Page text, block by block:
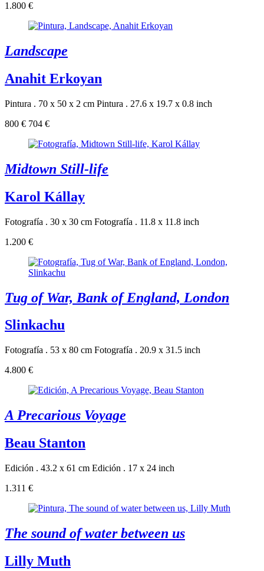
1.800 €
Landscape
Anahit Erkoyan
Pintura . 70 x 50 x 2 cm Pintura . 27.6 x 19.7 x 0.8 inch
800 € 704 €
Midtown Still-life
Karol Kállay
Fotografía . 30 x 30 cm Fotografía . 11.8 x 11.8 inch
1.200 €
Tug of War, Bank of England, London
Slinkachu
Fotografía . 53 x 80 cm Fotografía . 20.9 x 31.5 inch
4.800 €
A Precarious Voyage
Beau Stanton
Edición . 43.2 x 61 cm Edición . 17 x 24 inch
1.311 €
The sound of water between us
Lilly Muth